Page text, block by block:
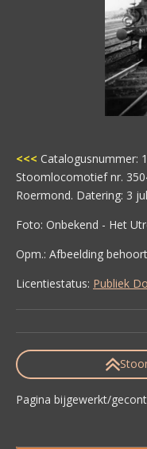
<<< Catalogusnummer:
Stoomlocomotief nr.
Roermond. Datering: 3
Foto: Onbekend - Het
Opm.: Afbeelding
Licentiestatus: Publiek
Pagina bijgewerkt/